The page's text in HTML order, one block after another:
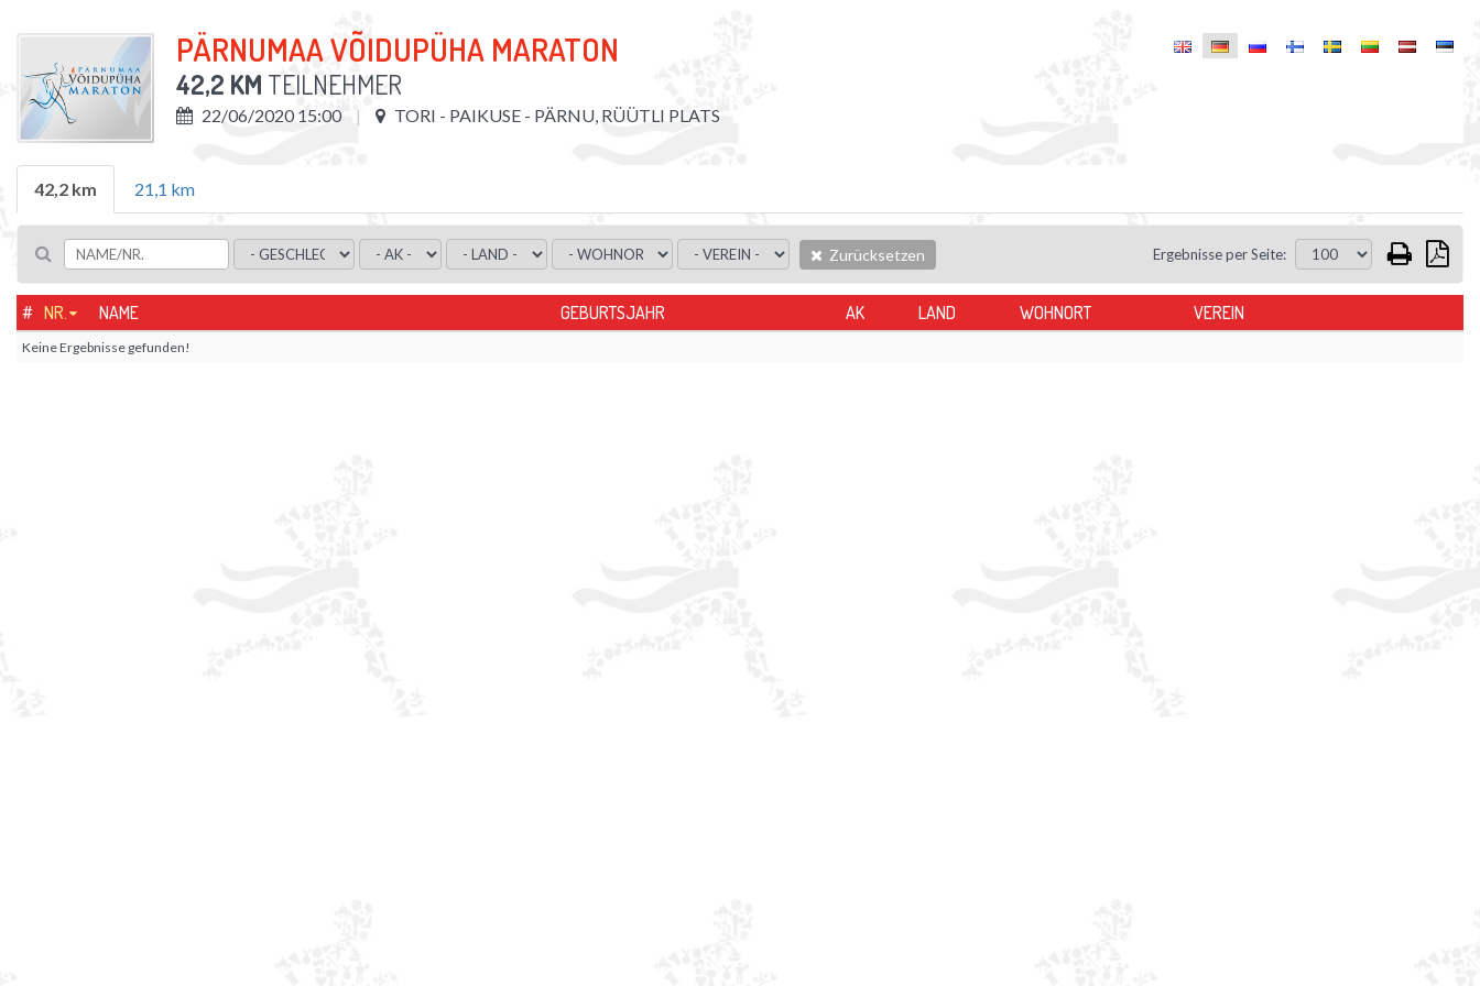
PÄRNUMAA VÕIDUPÜHA MARATON
42,2 KM TEILNEHMER
22/06/2020 15:00 TORI - PAIKUSE - PÄRNU, RÜÜTLI PLATS
42,2 km 21,1 km
Zurücksetzen Ergebnisse per Seite:
# NR. NAME GEBURTSJAHR AK LAND WOHNORT VEREIN
Keine Ergebnisse gefunden!